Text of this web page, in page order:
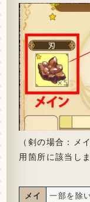
（剣の場合：
用箇所に該当しま
メイ
一部を除